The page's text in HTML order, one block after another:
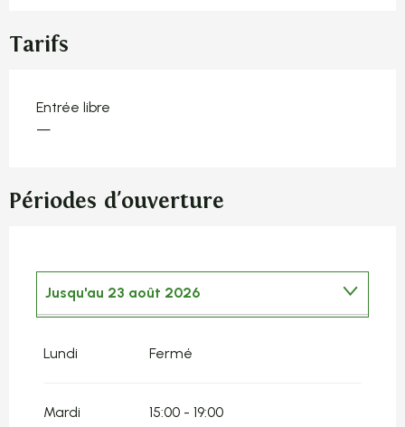
Tarifs
Entrée libre
—
Périodes d'ouverture
Jusqu'au 23 août 2026
Lundi Fermé
Mardi 15:00 - 19:00